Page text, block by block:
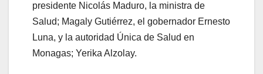
presidente Nicolás Maduro, la ministra de
Salud; Magaly Gutiérrez, el gobernador Ernesto
Luna, y la autoridad Única de Salud en
Monagas; Yerika Alzolay.